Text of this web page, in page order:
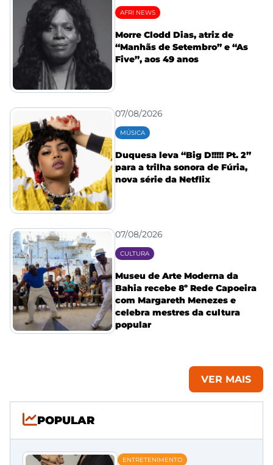
AFRI NEWS
Morre Clodd Dias, atriz de
“Manhãs de Setembro” e “As
Five”, aos 49 anos
07/08/2026
MÚSICA
Duquesa leva “Big D!!!!! Pt. 2”
para a trilha sonora de Fúria,
nova série da Netflix
07/08/2026
CULTURA
Museu de Arte Moderna da
Bahia recebe 8º Rede Capoeira
com Margareth Menezes e
celebra mestres da cultura
popular
VER MAIS
POPULAR
ENTRETENIMENTO